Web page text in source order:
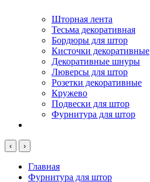
Шторная лента
Тесьма декоративная
Бордюры для штор
Кисточки декоративные
Декоративные шнуры
Люверсы для штор
Розетки декоративные
Кружево
Подвески для штор
Фурнитура для штор
‹ ›
Главная
Фурнитура для штор